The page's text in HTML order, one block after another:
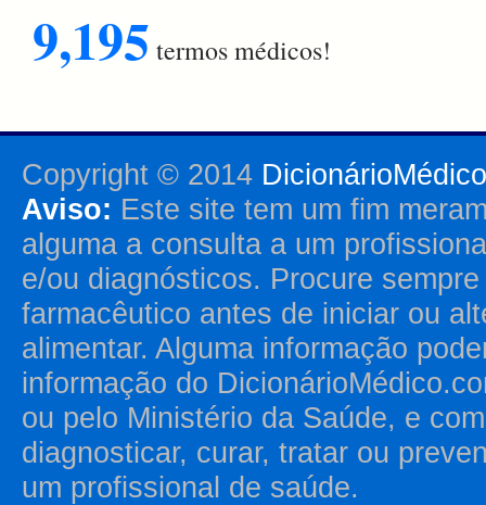
9,195 termos médicos!
Copyright © 2014
Aviso: Este site tem um fim
alguma a consulta a um
e/ou diagnósticos. Procure
farmacêutico antes de iniciar ou
alimentar. Alguma informação
informação do
ou pelo Ministério da Saúde, e
diagnosticar, curar, tratar ou
um profissional de saúde.